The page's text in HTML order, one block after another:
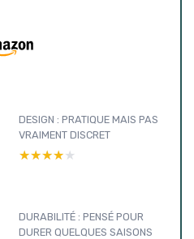
DESIGN : PRATIQUE MAIS PAS
VRAIMENT DISCRET
★★★★★
★★★★★
DURABILITÉ : PENSÉ POUR
DURER QUELQUES SAISONS